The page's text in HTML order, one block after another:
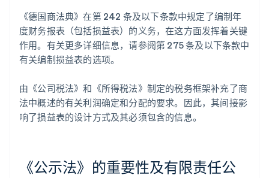
《德国商法典》在第 242 条及以下条款中规定了编制年
度财务报表（包括损益表）的义务，在这方面发挥着关键
作用。有关更多详细信息，请参阅第 275 条及以下条款中
有关编制损益表的选项。
由《公司税法》和《所得税法》制定的税务框架补充了商
法中概述的有关利润确定和分配的要求。因此，其间接影
响了损益表的设计方式及其必须包含的信息。
《公示法》的重要性及有限责任公